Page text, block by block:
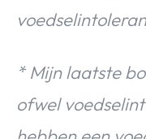
* Mijn laatste
ofwel